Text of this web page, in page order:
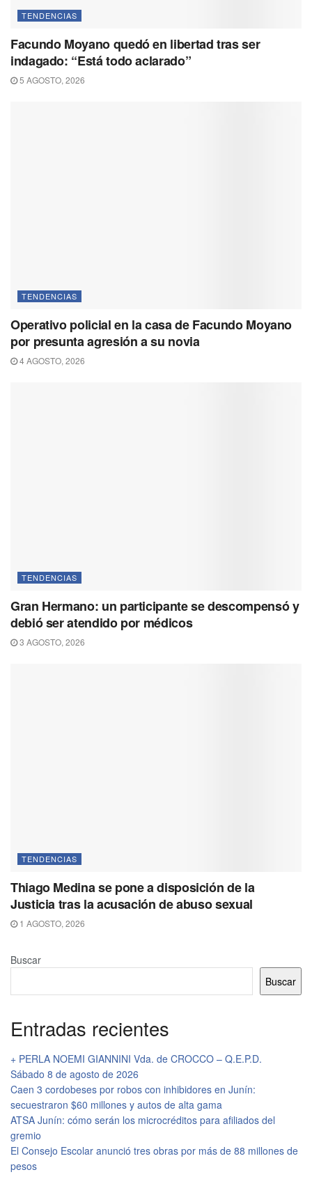
TENDENCIAS
Facundo Moyano quedó en libertad tras ser
indagado: “Está todo aclarado”
5 AGOSTO, 2026
TENDENCIAS
Operativo policial en la casa de Facundo Moyano
por presunta agresión a su novia
4 AGOSTO, 2026
TENDENCIAS
Gran Hermano: un participante se descompensó y
debió ser atendido por médicos
3 AGOSTO, 2026
TENDENCIAS
Thiago Medina se pone a disposición de la
Justicia tras la acusación de abuso sexual
1 AGOSTO, 2026
Buscar
Buscar
Entradas recientes
+ PERLA NOEMI GIANNINI Vda. de CROCCO – Q.E.P.D.
Sábado 8 de agosto de 2026
Caen 3 cordobeses por robos con inhibidores en Junín:
secuestraron $60 millones y autos de alta gama
ATSA Junín: cómo serán los microcréditos para afiliados del
gremio
El Consejo Escolar anunció tres obras por más de 88 millones de
pesos